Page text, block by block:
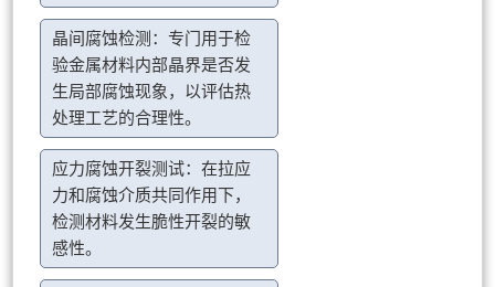
晶间腐蚀检测：专门用于检
验金属材料内部晶界是否发
生局部腐蚀现象，以评估热
处理工艺的合理性。
应力腐蚀开裂测试：在拉应
力和腐蚀介质共同作用下，
检测材料发生脆性开裂的敏
感性。